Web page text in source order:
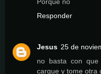
Porque no
Responder
Jesus 25 de
no basta con que
cargue y tome otra